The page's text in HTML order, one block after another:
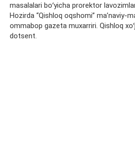
masalalari boʻyicha prorektor
Hozirda “Qishloq oqshomi” maʼnaviy-
ommabop gazeta muxarriri. Qishloq
dotsent.